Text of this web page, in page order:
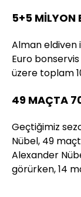
5+5 MİLYON
Alman eldiven
Euro
üzere toplam
49 MAÇTA
Geçtiğimiz
Nübel, 49
Alexander
görürken, 14